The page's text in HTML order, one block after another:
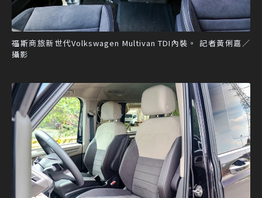
福斯商旅新世代Volkswagen Multivan TDI內裝。 記者黃俐嘉／
攝影